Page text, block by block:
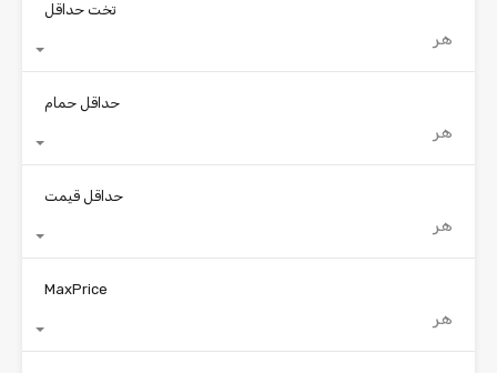
تخت حداقل
هر
حداقل حمام
هر
حداقل قیمت
هر
MaxPrice
هر